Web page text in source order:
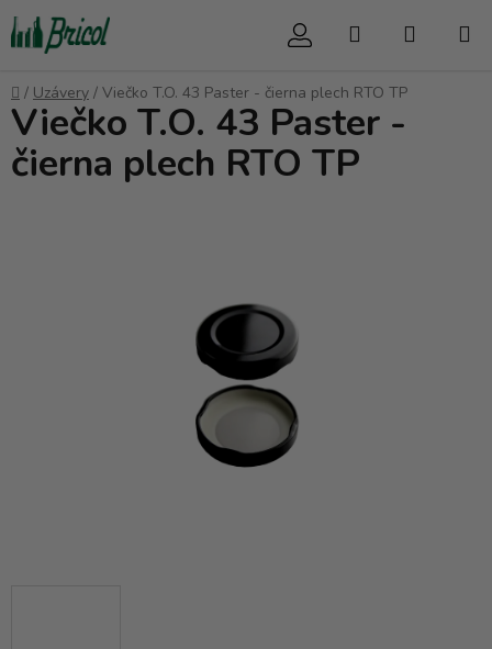
Prejsť
na
obsah
Hľadať
Domov
/ Uzávery / Viečko T.O. 43 Paster - čierna plech RTO TP
Viečko T.O. 43 Paster -
čierna plech RTO TP